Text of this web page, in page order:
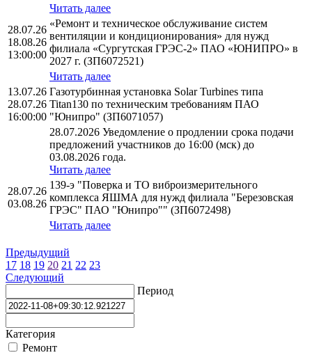
Читать далее
28.07.26
18.08.26
13:00:00
«Ремонт и техническое обслуживание систем
вентиляции и кондиционирования» для нужд
филиала «Сургутская ГРЭС-2» ПАО «ЮНИПРО» в
2027 г. (ЗП6072521)
Читать далее
13.07.26
28.07.26
16:00:00
Газотурбинная установка Solar Turbines типа
Titan130 по техническим требованиям ПАО
"Юнипро" (ЗП6071057)
28.07.2026 Уведомление о продлении срока подачи
предложений участников до 16:00 (мск) до
03.08.2026 года.
Читать далее
28.07.26
03.08.26
139-э "Поверка и ТО виброизмерительного
комплекса ЯШМА для нужд филиала "Березовская
ГРЭС" ПАО "Юнипро"" (ЗП6072498)
Читать далее
Предыдущий
17 18 19 20 21 22 23
Следующий
Период
Категория
Ремонт